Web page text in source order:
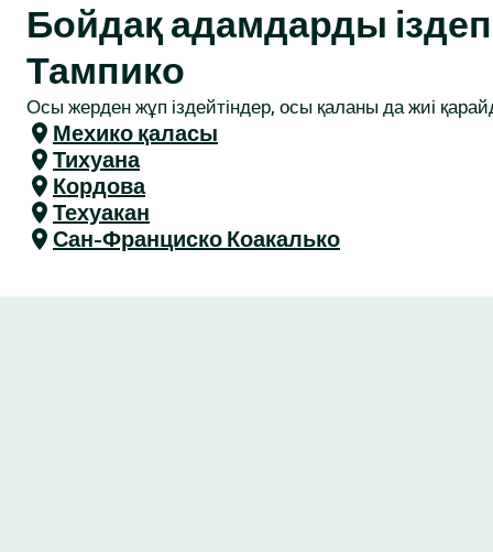
Бойдақ адамдарды іздеп
Тампико
Осы жерден жұп іздейтіндер, осы қаланы да жиі
Мехико қаласы
Тихуана
Кордова
Техуакан
Сан-Франциско Коакалько